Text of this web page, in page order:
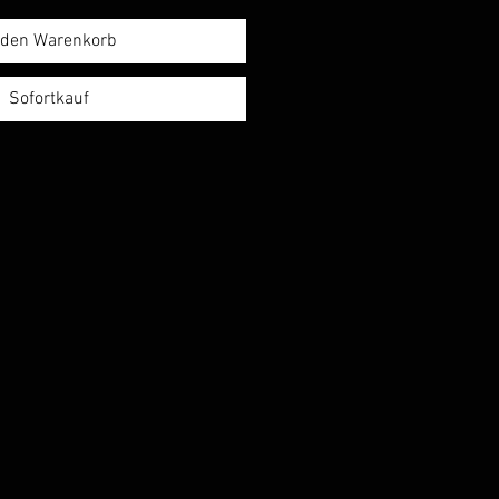
Warenkorb
Sofortkauf